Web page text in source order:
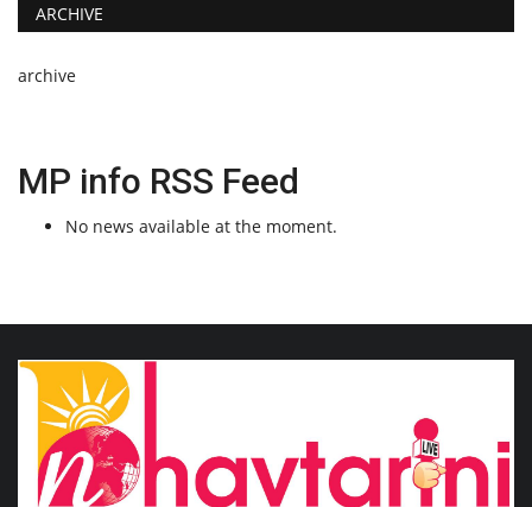
ARCHIVE
archive
MP info RSS Feed
No news available at the moment.